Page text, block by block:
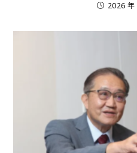
2026 年